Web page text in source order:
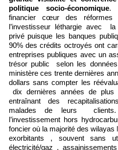
politique socio-économique.
financier cœur des réformes
l’investisseur léthargie avec
privé puisque les banques
90% des crédits octroyés ont
entreprises publiques avec un
trésor public selon les
ministère ces trente dernières
dollars sans compter les
dix dernières années de
entraînant des
malades de leurs
l’investissement hors
foncier où la majorité des wilayas
exorbitants , souvent sans
électricité/gaz ,